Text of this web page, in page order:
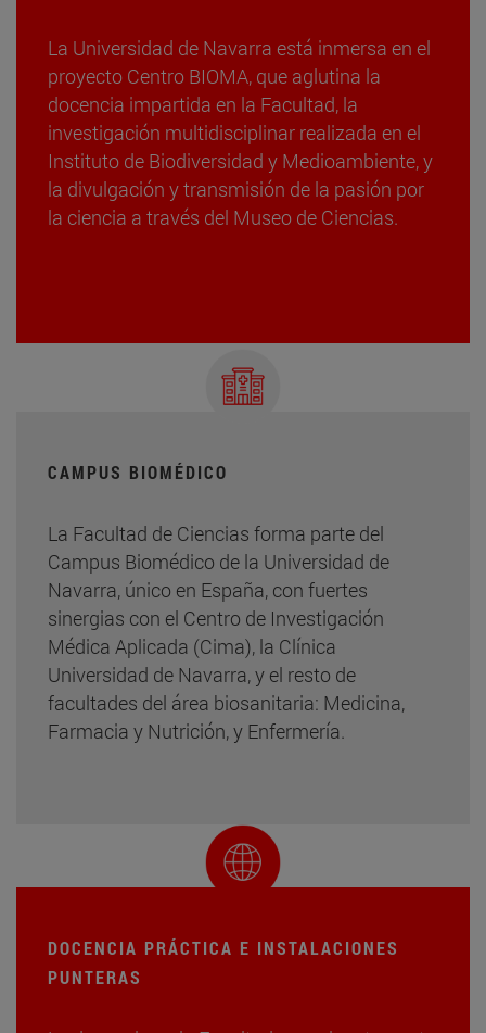
La Universidad de Navarra está inmersa en el
proyecto Centro BIOMA, que aglutina la
docencia impartida en la Facultad, la
investigación multidisciplinar realizada en el
Instituto de Biodiversidad y Medioambiente, y
la divulgación y transmisión de la pasión por
la ciencia a través del Museo de Ciencias.
CAMPUS BIOMÉDICO
La Facultad de Ciencias forma parte del
Campus Biomédico de la Universidad de
Navarra, único en España, con fuertes
sinergias con el Centro de Investigación
Médica Aplicada (Cima), la Clínica
Universidad de Navarra, y el resto de
facultades del área biosanitaria: Medicina,
Farmacia y Nutrición, y Enfermería.
DOCENCIA PRÁCTICA E INSTALACIONES
PUNTERAS